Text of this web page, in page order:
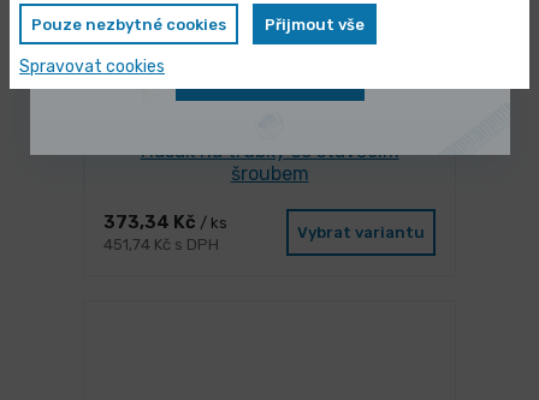
Hasák na trubky se stavěcím
šroubem
373,34 Kč / ks
451,74 Kč s DPH
Vybrat variantu
Pouze nezbytné cookies Přijmout vše
Spravovat cookies